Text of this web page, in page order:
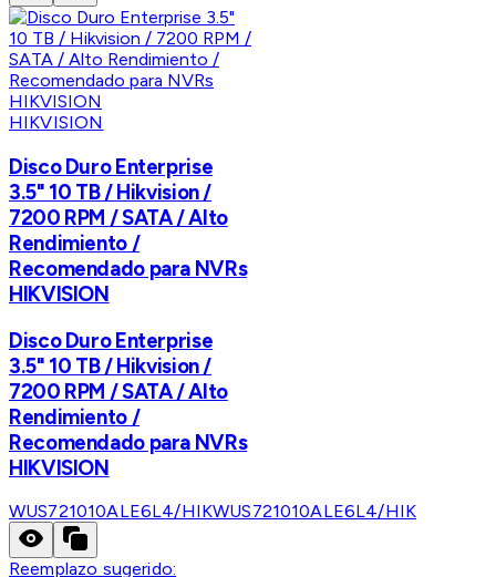
HIKVISION
Disco Duro Enterprise
3.5" 10 TB / Hikvision /
7200 RPM / SATA / Alto
Rendimiento /
Recomendado para NVRs
HIKVISION
Disco Duro Enterprise
3.5" 10 TB / Hikvision /
7200 RPM / SATA / Alto
Rendimiento /
Recomendado para NVRs
HIKVISION
WUS721010ALE6L4/HIKWUS721010ALE6L4/HIK
Reemplazo sugerido: